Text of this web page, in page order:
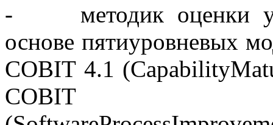
- методик оценки
основе пятиуровневых
COBIT 4.1